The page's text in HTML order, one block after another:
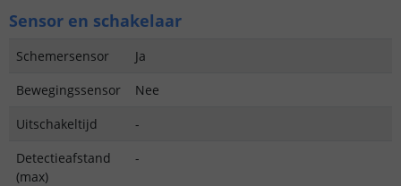
Sensor en schakelaar
Schemersensor
Ja
Bewegingssensor
Nee
Uitschakeltijd
-
Detectieafstand
(max)
-